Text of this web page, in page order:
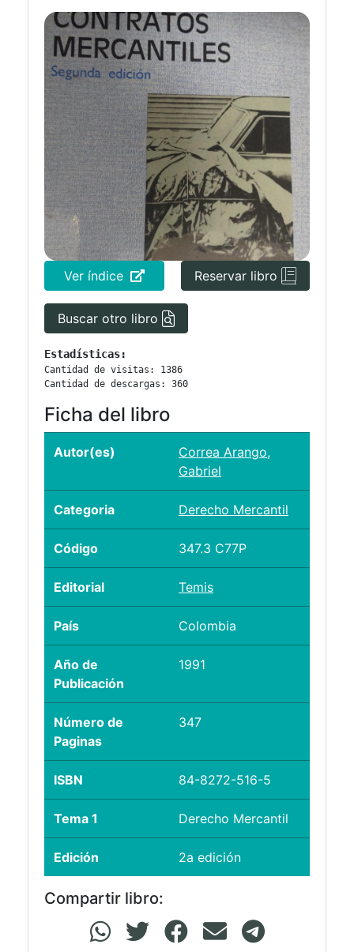
Ver índice Reservar libro
Buscar otro libro
Estadísticas:
Cantidad de visitas: 1386
Cantidad de descargas: 360
Ficha del libro
Autor(es)
Correa Arango,
Gabriel
Categoria Derecho Mercantil
Código 347.3 C77P
Editorial Temis
País Colombia
Año de
Publicación
1991
Número de
Paginas
347
ISBN 84-8272-516-5
Tema 1 Derecho Mercantil
Edición 2a edición
Compartir libro: